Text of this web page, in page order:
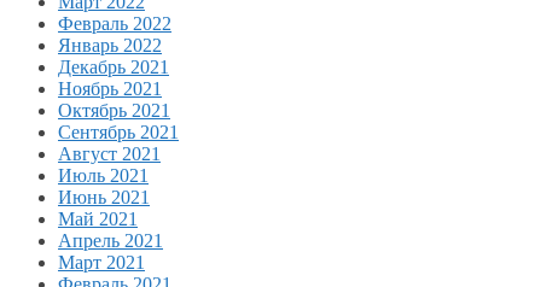
Февраль 2022
Январь 2022
Декабрь 2021
Ноябрь 2021
Октябрь 2021
Сентябрь 2021
Август 2021
Июль 2021
Июнь 2021
Май 2021
Апрель 2021
Март 2021